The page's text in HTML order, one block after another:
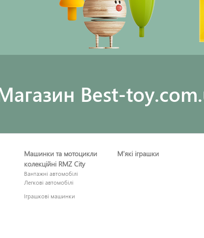
Best-
Машинки та мотоцикли
колекційні RMZ City
Вантажні автомобілі
Легкові автомобілі
Іграшкові машинки
М'які іграшки